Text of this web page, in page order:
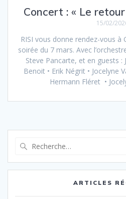
Concert : « Le
15/02/
RISI vous donne rendez-vous à
soirée du 7 mars. Avec
Steve Pancarte, et en guests :
Benoit • Erik Négrit • Jocelyne
Hermann Fléret •
:
ARTICLES